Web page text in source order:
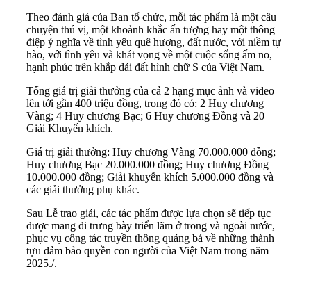
Theo đánh giá của Ban tổ chức, mỗi tác phẩm là một câu
chuyện thú vị, một khoảnh khắc ấn tượng hay một thông
điệp ý nghĩa về tình yêu quê hương, đất nước, với niềm tự
hào, với tình yêu và khát vọng về một cuộc sống ấm no,
hạnh phúc trên khắp dải đất hình chữ S của Việt Nam.
Tổng giá trị giải thưởng của cả 2 hạng mục ảnh và video
lên tới gần 400 triệu đồng, trong đó có: 2 Huy chương
Vàng; 4 Huy chương Bạc; 6 Huy chương Đồng và 20
Giải Khuyến khích.
Giá trị giải thưởng: Huy chương Vàng 70.000.000 đồng;
Huy chương Bạc 20.000.000 đồng; Huy chương Đồng
10.000.000 đồng; Giải khuyến khích 5.000.000 đồng và
các giải thưởng phụ khác.
Sau Lễ trao giải, các tác phẩm được lựa chọn sẽ tiếp tục
được mang đi trưng bày triển lãm ở trong và ngoài nước,
phục vụ công tác truyền thông quảng bá về những thành
tựu đảm bảo quyền con người của Việt Nam trong năm
2025./.